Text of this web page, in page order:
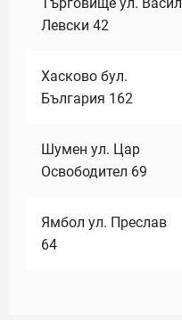
Левски 42
Хасково бул.
България 162
Шумен ул. Цар
Освободител 69
Ямбол ул. Преслав
64